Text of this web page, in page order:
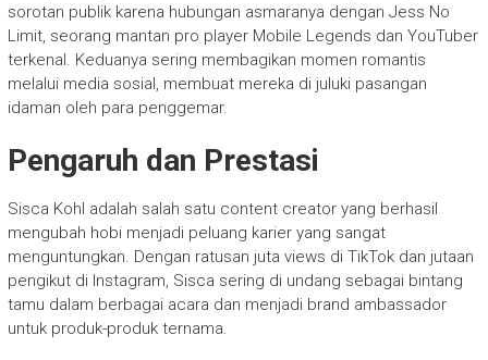
sorotan publik karena hubungan asmaranya dengan Jess No
Limit, seorang mantan pro player Mobile Legends dan YouTuber
terkenal. Keduanya sering membagikan momen romantis
melalui media sosial, membuat mereka di juluki pasangan
idaman oleh para penggemar.
Pengaruh dan Prestasi
Sisca Kohl adalah salah satu content creator yang berhasil
mengubah hobi menjadi peluang karier yang sangat
menguntungkan. Dengan ratusan juta views di TikTok dan jutaan
pengikut di Instagram, Sisca sering di undang sebagai bintang
tamu dalam berbagai acara dan menjadi brand ambassador
untuk produk-produk ternama.